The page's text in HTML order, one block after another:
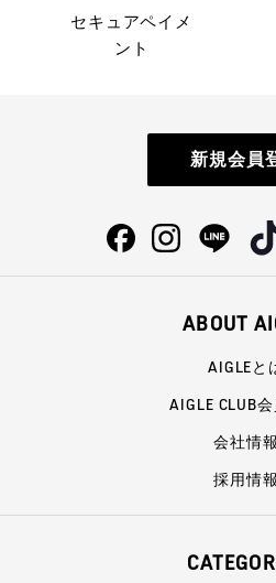
セキュアペイメ
ント
新規会員
ABOUT
AIGLEと
AIGLE CLUB
会社情報
採用情報